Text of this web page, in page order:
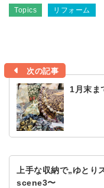
Topics リフォーム
次の記事
1月末ま
上手な収納で„ゆとり
scene3〜